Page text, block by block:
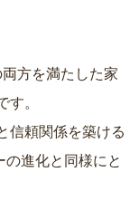
方を満たした家
す。
信頼関係を築ける